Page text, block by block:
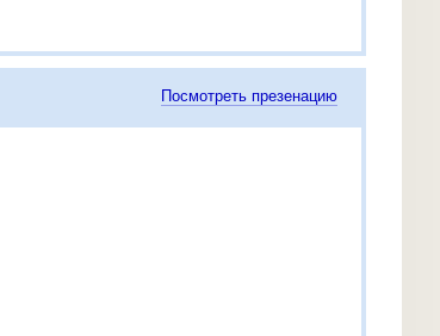
Посмотреть презенацию